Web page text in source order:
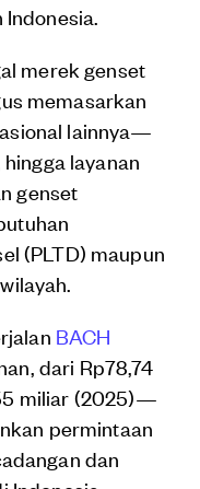
merek genset
memasarkan
lainnya—
layanan
genset
(PLTD) maupun
BACH
dari Rp78,74
miliar (2025)—
permintaan
dan